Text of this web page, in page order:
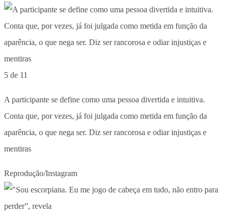
5 de 11
A participante se define como uma pessoa divertida e intuitiva.
Conta que, por vezes, já foi julgada como metida em função da
aparência, o que nega ser. Diz ser rancorosa e odiar injustiças e
mentiras
Reprodução/Instagram